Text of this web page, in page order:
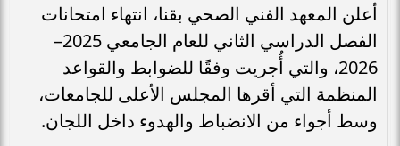
أعلن المعهد الفني الصحي بقنا، انتهاء امتحانات
الفصل الدراسي الثاني للعام الجامعي 2025–
2026، والتي أُجريت وفقًا للضوابط والقواعد
المنظمة التي أقرها المجلس الأعلى للجامعات،
وسط أجواء من الانضباط والهدوء داخل اللجان.